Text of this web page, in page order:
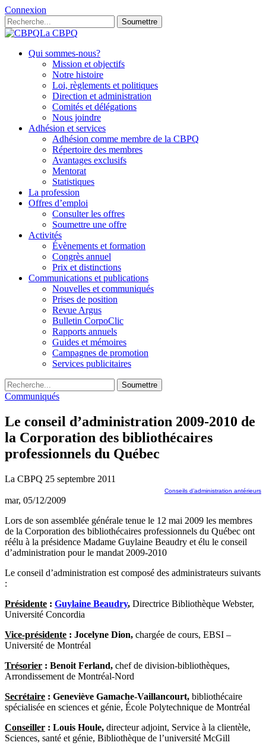
Connexion
Soumettre
La CBPQ
Qui sommes-nous?
Mission et objectifs
Notre histoire
Loi, règlements et politiques
Direction et administration
Comités et délégations
Nous joindre
Adhésion et services
Adhésion comme membre de la CBPQ
Répertoire des membres
Avantages exclusifs
Mentorat
Statistiques
La profession
Offres d’emploi
Consulter les offres
Soumettre une offre
Activités
Évènements et formation
Congrès annuel
Prix et distinctions
Communications et publications
Nouvelles et communiqués
Prises de position
Revue Argus
Bulletin CorpoClic
Rapports annuels
Guides et mémoires
Campagnes de promotion
Services publicitaires
Soumettre
Communiqués
Le conseil d’administration 2009-2010 de
la Corporation des bibliothécaires
professionnels du Québec
La CBPQ 25 septembre 2011
Conseils d’administration antérieurs
mar, 05/12/2009
Lors de son assemblée générale tenue le 12 mai 2009 les membres
de la Corporation des bibliothécaires professionnels du Québec ont
réélu à la présidence Madame Guylaine Beaudry et élu le conseil
d’administration pour le mandat 2009-2010
Le conseil d’administration est composé des administrateurs suivants
:
Présidente : Guylaine Beaudry, Directrice Bibliothèque Webster,
Université Concordia
Vice-présidente : Jocelyne Dion, chargée de cours, EBSI –
Université de Montréal
Trésorier : Benoit Ferland, chef de division-bibliothèques,
Arrondissement de Montréal-Nord
Secrétaire : Geneviève Gamache-Vaillancourt, bibliothécaire
spécialisée en sciences et génie, École Polytechnique de Montréal
Conseiller : Louis Houle, directeur adjoint, Service à la clientèle,
Sciences, santé et génie, Bibliothèque de l’université McGill